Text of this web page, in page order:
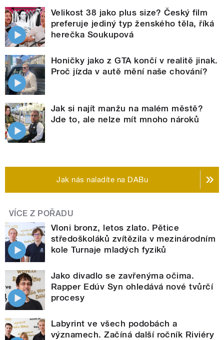
Velikost 38 jako plus size? Český film
preferuje jediný typ ženského těla, říká
herečka Soukupová
Honičky jako z GTA končí v realitě jinak.
Proč jízda v autě mění naše chování?
Jak si najít manžu na malém městě?
Jde to, ale nelze mít mnoho nároků
Jak nás naladíte na DABu
VÍCE Z POŘADU
Vloni bronz, letos zlato. Pětice
středoškoláků zvítězila v mezinárodním
kole Turnaje mladých fyziků
Jako divadlo se zavřenýma očima.
Rapper Edúv Syn ohledává nové tvůrčí
procesy
Labyrint ve všech podobách a
významech. Začíná další ročník Riviéry